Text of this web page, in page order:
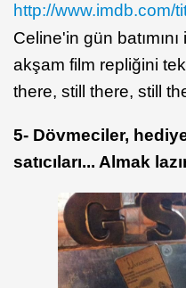
http://www.imdb.com/
Celine'in gün
akşam film repliğini
there, still there, still
5- Dövmeciler,
satıcıları... Almak